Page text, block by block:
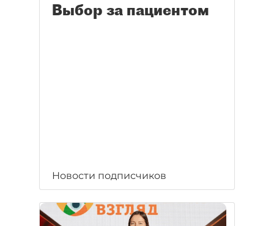
Выбор за пациентом
Новости подписчиков